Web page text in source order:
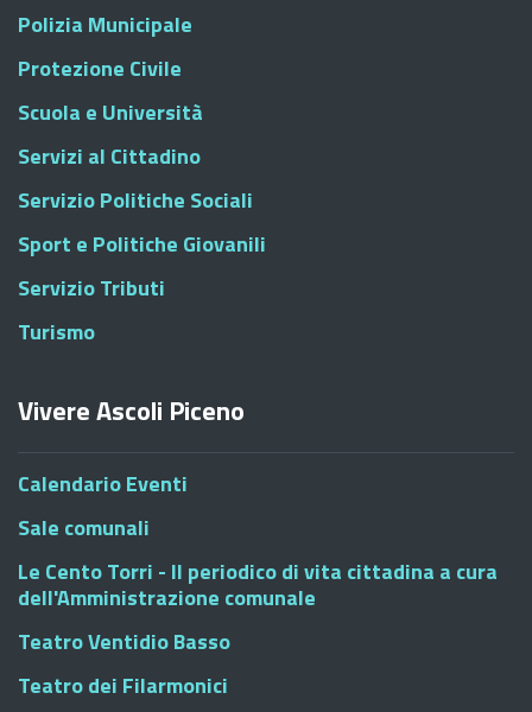
Polizia Municipale
Protezione Civile
Scuola e Università
Servizi al Cittadino
Servizio Politiche Sociali
Sport e Politiche Giovanili
Servizio Tributi
Turismo
Vivere Ascoli Piceno
Calendario Eventi
Sale comunali
Le Cento Torri - Il periodico di vita cittadina a cura
dell'Amministrazione comunale
Teatro Ventidio Basso
Teatro dei Filarmonici